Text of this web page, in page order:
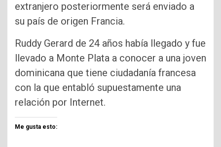
extranjero posteriormente será enviado a
su país de origen Francia.
Ruddy Gerard de 24 años había llegado y fue
llevado a Monte Plata a conocer a una joven
dominicana que tiene ciudadanía francesa
con la que entabló supuestamente una
relación por Internet.
Me gusta esto: